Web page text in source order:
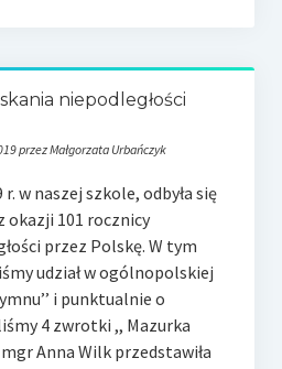
niepodległości
przez Małgorzata Urbańczyk
w naszej szkole, odbyła się
okazji 101 rocznicy
przez Polskę. W tym
udział w ogólnopolskiej
i punktualnie o
4 zwrotki ,, Mazurka
mgr Anna Wilk przedstawiła